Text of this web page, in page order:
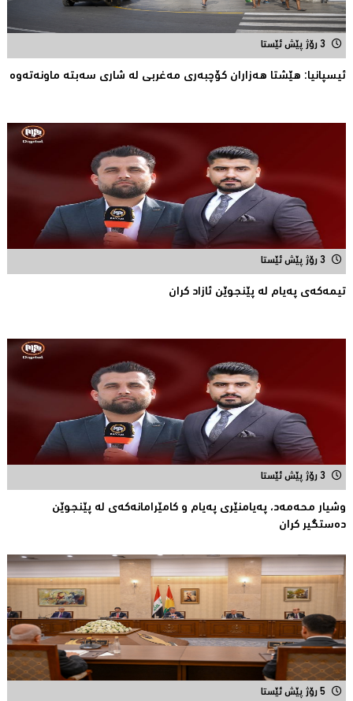
3 رۆژ پێش ئێستا
ئیسپانیا: هێشتا هه‌زاران كۆچبه‌ری مه‌غربی له‌ شاری سه‌بته‌ ماونه‌ته‌وه‌
3 رۆژ پێش ئێستا
تیمه‌كه‌ی په‌یام له‌ پێنجوێن ئازاد كران
3 رۆژ پێش ئێستا
وشیار محه‌مه‌د، په‌یامنێری په‌یام و كامێرامانه‌كه‌ی له‌ پێنجوێن
ده‌ستگیر كران
5 رۆژ پێش ئێستا